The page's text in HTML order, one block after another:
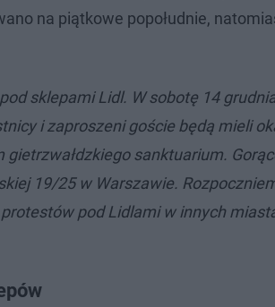
na piątkowe popołudnie,
sklepami Lidl. W sobotę 14
i zaproszeni goście będą mieli
sanktuarium.
19/25 w Warszawie.
pod Lidlami w innych